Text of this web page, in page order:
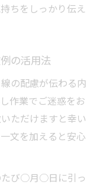
ちをしっかり伝え
の活用法
の配慮が伝わる内
作業でご迷惑をお
ただけますと幸い
文を加えると安心
たび○月○日に引っ